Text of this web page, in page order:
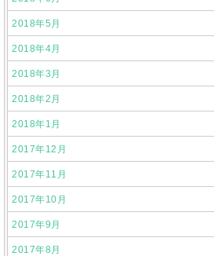
2018年5月
2018年4月
2018年3月
2018年2月
2018年1月
2017年12月
2017年11月
2017年10月
2017年9月
2017年8月